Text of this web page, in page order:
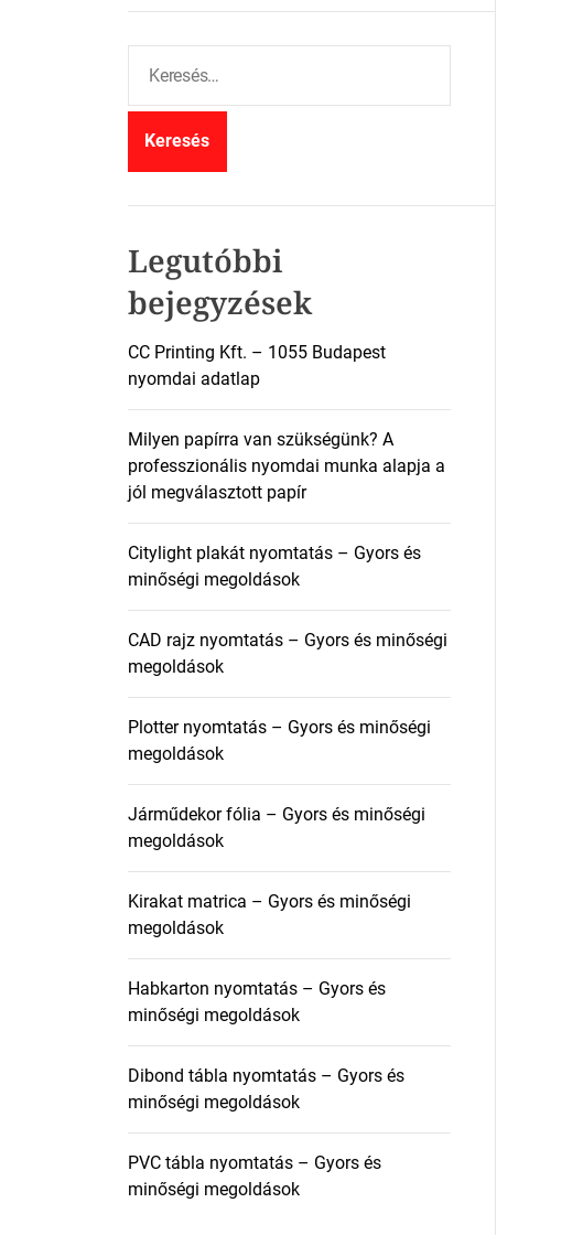
r
Legutóbbi
bejegyzések
CC Printing Kft. – 1055 Budapest
nyomdai adatlap
Milyen papírra van szükségünk? A
professzionális nyomdai munka alapja a
jól megválasztott papír
Citylight plakát nyomtatás – Gyors és
minőségi megoldások
CAD rajz nyomtatás – Gyors és minőségi
megoldások
Plotter nyomtatás – Gyors és minőségi
megoldások
Járműdekor fólia – Gyors és minőségi
megoldások
Kirakat matrica – Gyors és minőségi
megoldások
Habkarton nyomtatás – Gyors és
minőségi megoldások
Dibond tábla nyomtatás – Gyors és
minőségi megoldások
PVC tábla nyomtatás – Gyors és
minőségi megoldások